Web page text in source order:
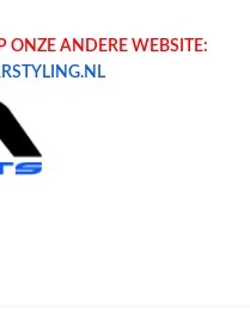
ONZE ANDERE WEBSITE: